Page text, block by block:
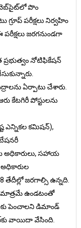
వెబ్‌సైట్‌లో పొం
పరీక్షలు నిర్వహిం
జరగనుండగా
ప్రభుత్వం నోటిఫికేషన్
ఏర్పాటు చేశారు.
కేటగిరీ పోస్టులను
ఎన్నికల కమిషన్),
అధికారులు, సహాయ
8 తేదీల్లో జరగాల్సి ఉన్నది.
మాత్రమే ఉండటంతో
పెంచాలని డిమాండ్
వాయిదా వేసింది.